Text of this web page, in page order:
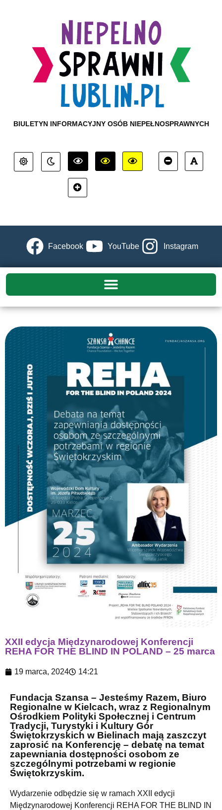
BIULETYN INFORMACYJNY OSÓB NIEPEŁNOSPRAWNYCH
Facebook YouTube Instagram
XXII edycja Międzynarodowej Konferencji
REHA FOR THE BLIND IN POLAND – 25 marca
19 marca, 2024 14:21
Fundacja Szansa – Jesteśmy Razem, Biuro
Regionalne w Kielcach, wraz z Regionalnym
Ośrodkiem Polityki Społecznej i Centrum
Tradycji, Turystyki i Kultury Gór
Świętokrzyskich w Bielinach mają zaszczyt
zaprosić na Konferencję – debatę na temat
zapewniania dostępności osobom ze
szczególnymi potrzebami w regionie
Świętokrzyskim.
Wydarzenie odbędzie się w ramach XXII edycji
Międzynarodowej Konferencji REHA FOR THE BLIND IN